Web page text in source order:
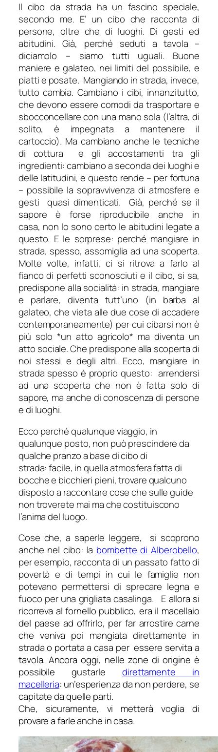
Il cibo da strada ha un fascino speciale,
secondo me. E’ un cibo che racconta di
persone, oltre che di luoghi. Di gesti ed
abitudini. Già, perché seduti a tavola –
diciamolo – siamo tutti uguali. Buone
maniere e galateo, nei limiti del possibile, e
piatti e posate. Mangiando in strada, invece,
tutto cambia. Cambiano i cibi, innanzitutto,
che devono essere comodi da trasportare e
sbocconcellare con una mano sola (l’altra, di
solito, è impegnata a mantenere il
cartoccio). Ma cambiano anche le tecniche
di cottura e gli accostamenti tra gli
ingredienti: cambiano a seconda dei luoghi e
delle latitudini, e questo rende – per fortuna
– possibile la sopravvivenza di atmosfere e
gesti quasi dimenticati. Già, perché se il
sapore è forse riproducibile anche in
casa, non lo sono certo le abitudini legate a
questo. E le sorprese: perché mangiare in
strada, spesso, assomiglia ad una scoperta.
Molte volte, infatti, ci si ritrova a farlo al
fianco di perfetti sconosciuti e il cibo, si sa,
predispone alla socialità: in strada, mangiare
e parlare, diventa tutt’uno (in barba al
galateo, che vieta alle due cose di accadere
contemporaneamente) per cui cibarsi non è
più solo *un atto agricolo* ma diventa un
atto sociale. Che predispone alla scoperta di
noi stessi e degli altri. Ecco, mangiare in
strada spesso è proprio questo: arrendersi
ad una scoperta che non è fatta solo di
sapore, ma anche di conoscenza di persone
e di luoghi.
Ecco perché qualunque viaggio, in
qualunque posto, non può prescindere da
qualche pranzo a base di cibo di
strada: facile, in quella atmosfera fatta di
bocche e bicchieri pieni, trovare qualcuno
disposto a raccontare cose che sulle guide
non troverete mai ma che costituiscono
l’anima del luogo.
Cose che, a saperle leggere, si scoprono
anche nel cibo: la bombette di Alberobello,
per esempio, racconta di un passato fatto di
povertà e di tempi in cui le famiglie non
potevano permettersi di sprecare legna e
fuoco per una grigliata casalinga.
E allora si
ricorreva al fornello pubblico, era il macellaio
del paese ad offrirlo, per far arrostire carne
che veniva poi mangiata direttamente in
strada o portata a casa per essere servita a
tavola. Ancora oggi, nelle zone di origine è
possibile gustarledirettamente in
macelleria: un’esperienza da non perdere, se
capitate da quelle parti.
Che, sicuramente, vi metterà voglia di
provare a farle anche in casa.